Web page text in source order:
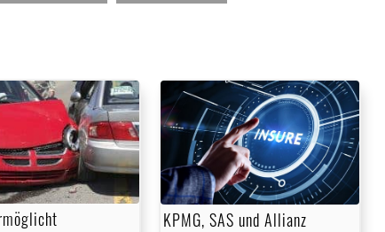
KPMG, SAS und Allianz